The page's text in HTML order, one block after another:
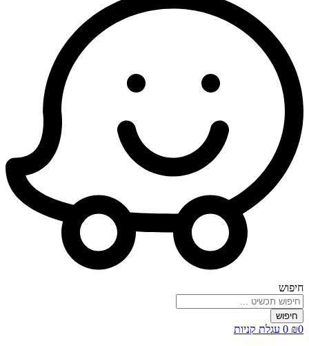
חיפוש
חיפוש
₪0
0 עגלת קניות